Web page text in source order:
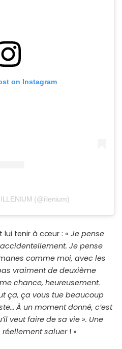
on Instagram
(@illenium)
lui tenir à cœur : « Je pense
Je pense
comme moi, avec les
vraiment de deuxième
chance, heureusement.
ça, ça vous tue beaucoup
À un moment donné, c’est
veut faire de sa vie ». Une
saluer! »